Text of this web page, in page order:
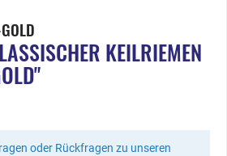
KEILRIEMEN
oder Rückfragen zu unseren